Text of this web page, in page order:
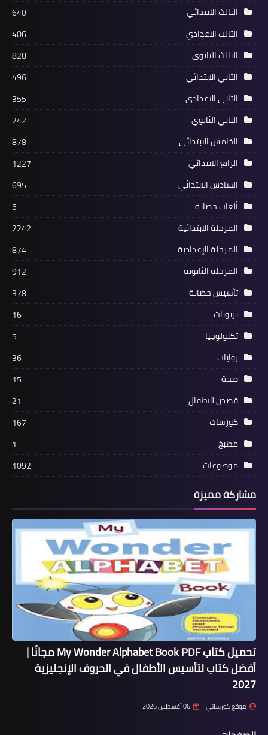
الثالث الابتدائي
640
الثالث الاعدادي
406
الثالث الثانوي
828
الثاني الابتدائي
496
الثاني الاعدادي
355
الثاني الثانوي
242
الخامس الابتدائي
878
الرابع الابتدائي
1227
السادس الابتدائي
695
ألعاب حضانة
5
المرحلة الابتدائية
2242
المرحلة الإعدادية
874
المرحلة الثانوية
912
تأسيس حضانة
378
تربويات
16
تكنولوجيا
5
روايات
36
صحة
15
قصص للاطفال
21
كورسات
167
مطبخ
1
موضوعات
1092
مشاركة مميزة
تحميل كتاب My Wonder Alphabet Book PDF مجانًا |
أفضل كتاب لتأسيس الأطفال في الحروف الإنجليزية
2027
موقع كورساتي 06 أغسطس 2026